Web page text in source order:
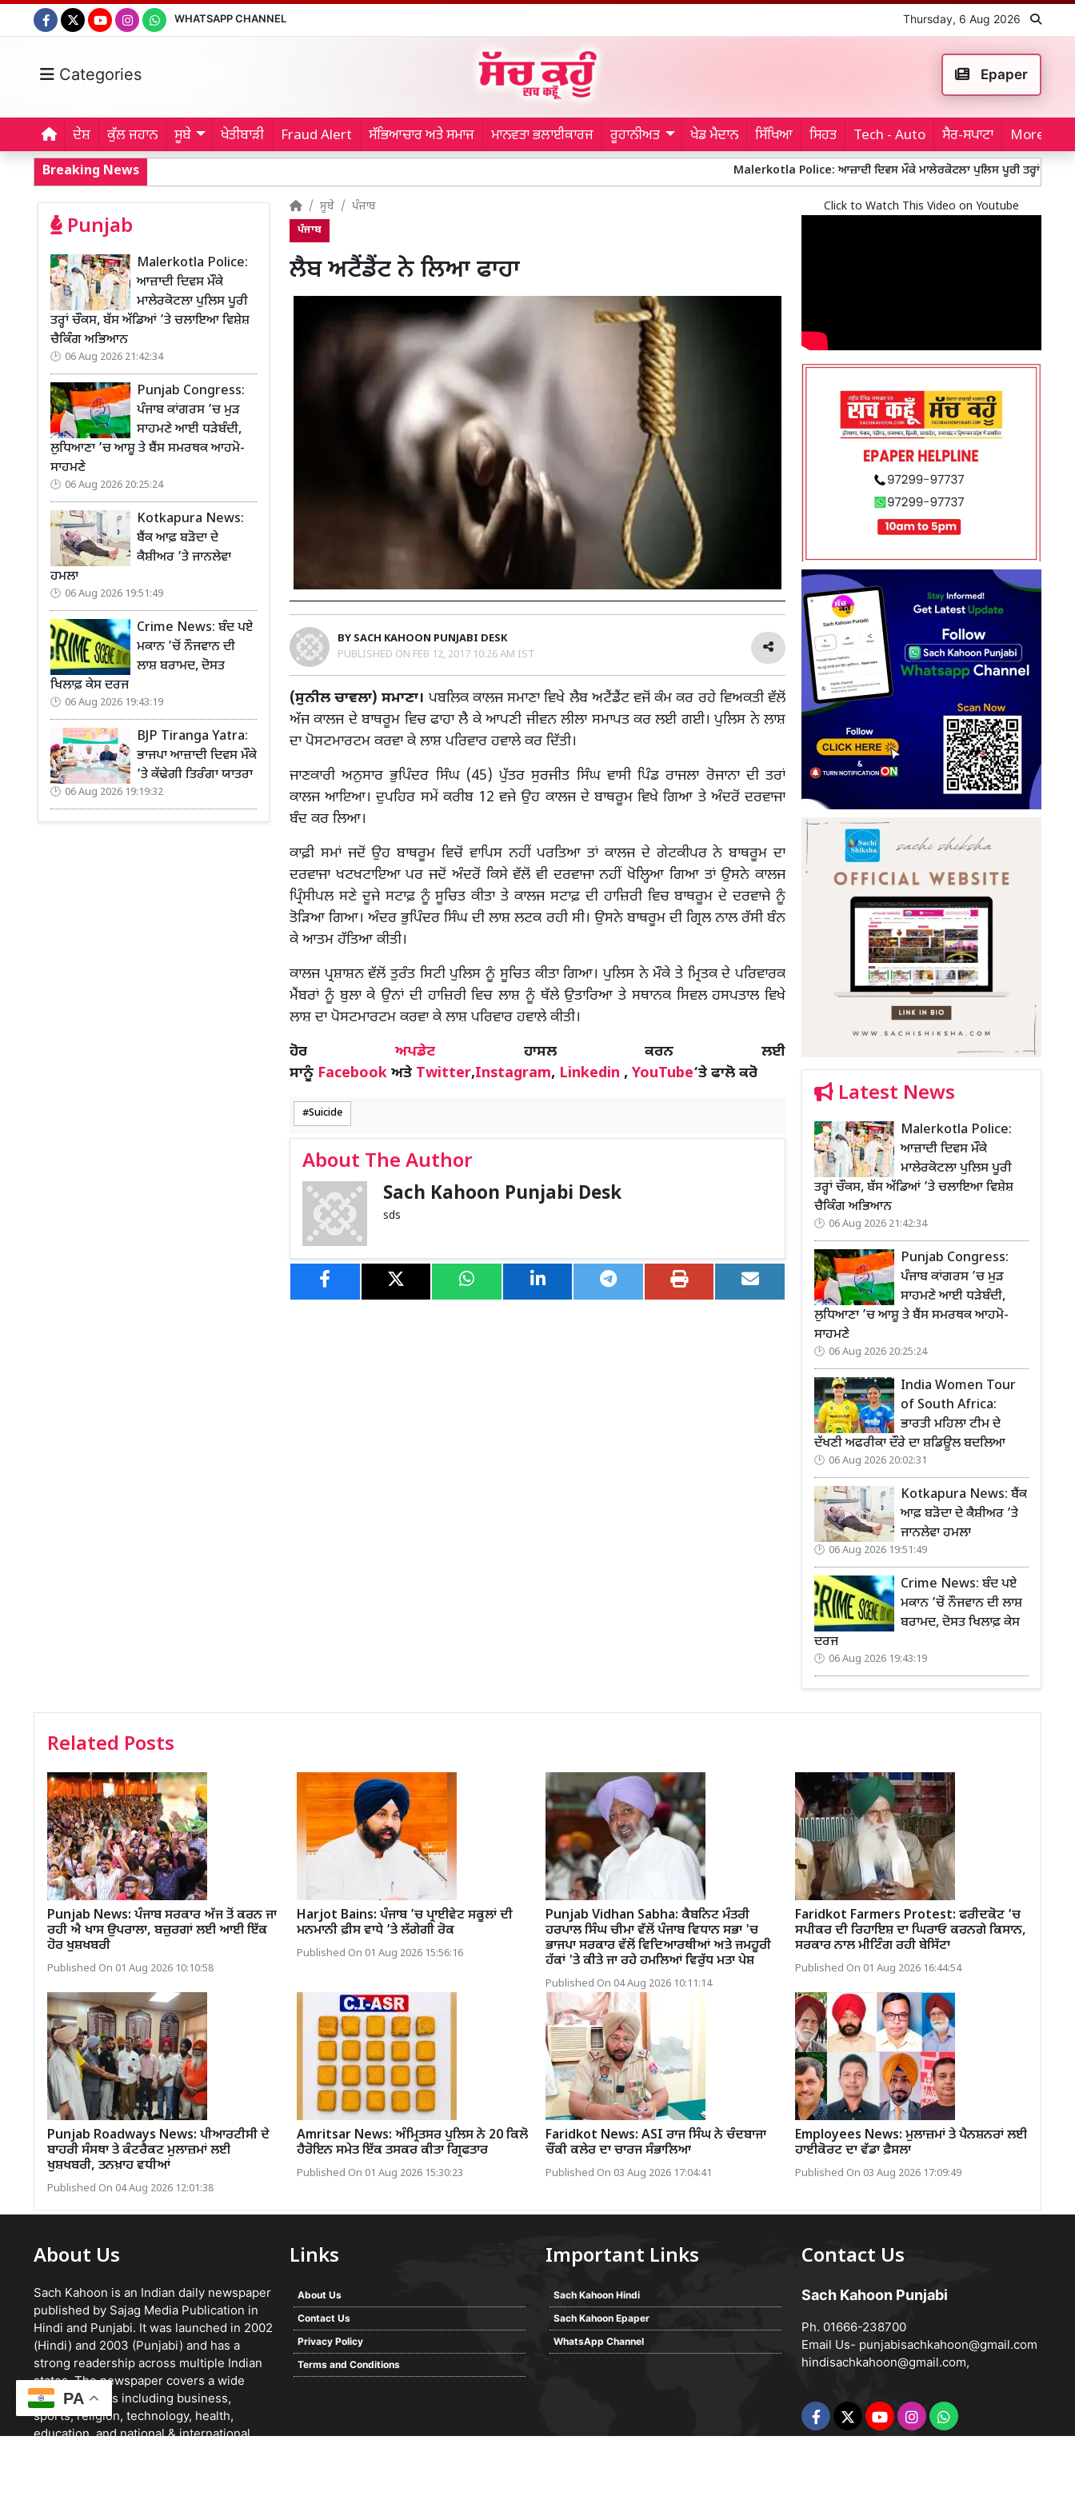
WHATSAPP CHANNEL Thursday, 6 Aug 2026
Categories Epaper
ਦੇਸ਼ ਕੁੱਲ ਜਹਾਨ ਸੂਬੇ ਖੇਤੀਬਾੜੀ Fraud Alert ਸੱਭਿਆਚਾਰ ਅਤੇ ਸਮਾਜ ਮਾਨਵਤਾ ਭਲਾਈਕਾਰਜ ਰੂਹਾਨੀਅਤ ਖੇਡ ਮੈਦਾਨ ਸਿੱਖਿਆ ਸਿਹਤ Tech - Auto ਸੈਰ-ਸਪਾਟਾ More...
Breaking News Malerkotla Police: ਆਜ਼ਾਦੀ ਦਿਵਸ ਮੌਕੇ ਮਾਲੇਰਕੋਟਲਾ ਪੁਲਿਸ ਪੂਰੀ ਤਰ੍ਹਾਂ ਚੌਕਸ, ਬੱਸ
Punjab
Malerkotla Police:
ਆਜ਼ਾਦੀ ਦਿਵਸ ਮੌਕੇ
ਮਾਲੇਰਕੋਟਲਾ ਪੁਲਿਸ ਪੂਰੀ
ਤਰ੍ਹਾਂ ਚੌਕਸ, ਬੱਸ ਅੱਡਿਆਂ ’ਤੇ ਚਲਾਇਆ ਵਿਸ਼ੇਸ਼
ਚੈਕਿੰਗ ਅਭਿਆਨ
06 Aug 2026 21:42:34
Punjab Congress:
ਪੰਜਾਬ ਕਾਂਗਰਸ ’ਚ ਮੁੜ
ਸਾਹਮਣੇ ਆਈ ਧੜੇਬੰਦੀ,
ਲੁਧਿਆਣਾ ’ਚ ਆਸ਼ੂ ਤੇ ਬੈਂਸ ਸਮਰਥਕ ਆਹਮੋ-
ਸਾਹਮਣੇ
06 Aug 2026 20:25:24
Kotkapura News:
ਬੈਂਕ ਆਫ਼ ਬੜੋਦਾ ਦੇ
ਕੈਸ਼ੀਅਰ ’ਤੇ ਜਾਨਲੇਵਾ
ਹਮਲਾ
06 Aug 2026 19:51:49
Crime News: ਬੰਦ ਪਏ
ਮਕਾਨ ’ਚੋਂ ਨੌਜਵਾਨ ਦੀ
ਲਾਸ਼ ਬਰਾਮਦ, ਦੋਸਤ
ਖਿਲਾਫ਼ ਕੇਸ ਦਰਜ
06 Aug 2026 19:43:19
BJP Tiranga Yatra:
ਭਾਜਪਾ ਆਜ਼ਾਦੀ ਦਿਵਸ ਮੌਕੇ
’ਤੇ ਕੱਢੇਗੀ ਤਿਰੰਗਾ ਯਾਤਰਾ
06 Aug 2026 19:19:32
ਸੂਬੇ ਪੰਜਾਬ
ਪੰਜਾਬ
ਲੈਬ ਅਟੈਂਡੈਂਟ ਨੇ ਲਿਆ ਫਾਹਾ
BY SACH KAHOON PUNJABI DESK
PUBLISHED ON FEB 12, 2017 10:26 AM IST
(ਸੁਨੀਲ ਚਾਵਲਾ) ਸਮਾਣਾ। ਪਬਲਿਕ ਕਾਲਜ ਸਮਾਣਾ ਵਿਖੇ ਲੈਬ ਅਟੈਂਡੈਂਟ ਵਜੋਂ ਕੰਮ ਕਰ ਰਹੇ ਵਿਅਕਤੀ ਵੱਲੋਂ
ਅੱਜ ਕਾਲਜ ਦੇ ਬਾਥਰੂਮ ਵਿਚ ਫਾਹਾ ਲੈ ਕੇ ਆਪਣੀ ਜੀਵਨ ਲੀਲਾ ਸਮਾਪਤ ਕਰ ਲਈ ਗਈ। ਪੁਲਿਸ ਨੇ ਲਾਸ਼
ਦਾ ਪੋਸਟਮਾਰਟਮ ਕਰਵਾ ਕੇ ਲਾਸ਼ ਪਰਿਵਾਰ ਹਵਾਲੇ ਕਰ ਦਿੱਤੀ।
ਜਾਣਕਾਰੀ ਅਨੁਸਾਰ ਭੁਪਿੰਦਰ ਸਿੰਘ (45) ਪੁੱਤਰ ਸੁਰਜੀਤ ਸਿੰਘ ਵਾਸੀ ਪਿੰਡ ਰਾਜਲਾ ਰੋਜਾਨਾ ਦੀ ਤਰਾਂ
ਕਾਲਜ ਆਇਆ। ਦੁਪਹਿਰ ਸਮੇਂ ਕਰੀਬ 12 ਵਜੇ ਉਹ ਕਾਲਜ ਦੇ ਬਾਥਰੂਮ ਵਿਖੇ ਗਿਆ ਤੇ ਅੰਦਰੋਂ ਦਰਵਾਜਾ
ਬੰਦ ਕਰ ਲਿਆ।
ਕਾਫ਼ੀ ਸਮਾਂ ਜਦੋਂ ਉਹ ਬਾਥਰੂਮ ਵਿਚੋਂ ਵਾਪਿਸ ਨਹੀਂ ਪਰਤਿਆ ਤਾਂ ਕਾਲਜ ਦੇ ਗੇਟਕੀਪਰ ਨੇ ਬਾਥਰੂਮ ਦਾ
ਦਰਵਾਜਾ ਖਟਖਟਾਇਆ ਪਰ ਜਦੋਂ ਅੰਦਰੋਂ ਕਿਸੇ ਵੱਲੋਂ ਵੀ ਦਰਵਾਜਾ ਨਹੀਂ ਖੋਲ੍ਹਿਆ ਗਿਆ ਤਾਂ ਉਸਨੇ ਕਾਲਜ
ਪ੍ਰਿੰਸੀਪਲ ਸਣੇ ਦੂਜੇ ਸਟਾਫ਼ ਨੂੰ ਸੂਚਿਤ ਕੀਤਾ ਤੇ ਕਾਲਜ ਸਟਾਫ਼ ਦੀ ਹਾਜ਼ਿਰੀ ਵਿਚ ਬਾਥਰੂਮ ਦੇ ਦਰਵਾਜੇ ਨੂੰ
ਤੋੜਿਆ ਗਿਆ। ਅੰਦਰ ਭੁਪਿੰਦਰ ਸਿੰਘ ਦੀ ਲਾਸ਼ ਲਟਕ ਰਹੀ ਸੀ। ਉਸਨੇ ਬਾਥਰੂਮ ਦੀ ਗ੍ਰਿਲ ਨਾਲ ਰੱਸੀ ਬੰਨ
ਕੇ ਆਤਮ ਹੱਤਿਆ ਕੀਤੀ।
ਕਾਲਜ ਪ੍ਰਸ਼ਾਸ਼ਨ ਵੱਲੋਂ ਤੁਰੰਤ ਸਿਟੀ ਪੁਲਿਸ ਨੂੰ ਸੂਚਿਤ ਕੀਤਾ ਗਿਆ। ਪੁਲਿਸ ਨੇ ਮੌਕੇ ਤੇ ਮ੍ਰਿਤਕ ਦੇ ਪਰਿਵਾਰਕ
ਮੈਂਬਰਾਂ ਨੂੰ ਬੁਲਾ ਕੇ ਉਨਾਂ ਦੀ ਹਾਜ਼ਿਰੀ ਵਿਚ ਲਾਸ਼ ਨੂੰ ਥੱਲੇ ਉਤਾਰਿਆ ਤੇ ਸਥਾਨਕ ਸਿਵਲ ਹਸਪਤਾਲ ਵਿਖੇ
ਲਾਸ਼ ਦਾ ਪੋਸਟਮਾਰਟਮ ਕਰਵਾ ਕੇ ਲਾਸ਼ ਪਰਿਵਾਰ ਹਵਾਲੇ ਕੀਤੀ।
ਹੋਰਅਪਡੇਟ ਹਾਸਲ ਕਰਨ ਲਈ
ਸਾਨੂੰ Facebook ਅਤੇ Twitter,Instagram, Linkedin , YouTube‘ਤੇ ਫਾਲੋ ਕਰੋ
Suicide
About The Author
Sach Kahoon Punjabi Desk
sds
Click to Watch This Video on Youtube
Latest News
Malerkotla Police:
ਆਜ਼ਾਦੀ ਦਿਵਸ ਮੌਕੇ
ਮਾਲੇਰਕੋਟਲਾ ਪੁਲਿਸ ਪੂਰੀ
ਤਰ੍ਹਾਂ ਚੌਕਸ, ਬੱਸ ਅੱਡਿਆਂ ’ਤੇ ਚਲਾਇਆ ਵਿਸ਼ੇਸ਼
ਚੈਕਿੰਗ ਅਭਿਆਨ
06 Aug 2026 21:42:34
Punjab Congress:
ਪੰਜਾਬ ਕਾਂਗਰਸ ’ਚ ਮੁੜ
ਸਾਹਮਣੇ ਆਈ ਧੜੇਬੰਦੀ,
ਲੁਧਿਆਣਾ ’ਚ ਆਸ਼ੂ ਤੇ ਬੈਂਸ ਸਮਰਥਕ ਆਹਮੋ-
ਸਾਹਮਣੇ
06 Aug 2026 20:25:24
India Women Tour
of South Africa:
ਭਾਰਤੀ ਮਹਿਲਾ ਟੀਮ ਦੇ
ਦੱਖਣੀ ਅਫਰੀਕਾ ਦੌਰੇ ਦਾ ਸ਼ਡਿਊਲ ਬਦਲਿਆ
06 Aug 2026 20:02:31
Kotkapura News: ਬੈਂਕ
ਆਫ਼ ਬੜੋਦਾ ਦੇ ਕੈਸ਼ੀਅਰ ’ਤੇ
ਜਾਨਲੇਵਾ ਹਮਲਾ
06 Aug 2026 19:51:49
Crime News: ਬੰਦ ਪਏ
ਮਕਾਨ ’ਚੋਂ ਨੌਜਵਾਨ ਦੀ ਲਾਸ਼
ਬਰਾਮਦ, ਦੋਸਤ ਖਿਲਾਫ਼ ਕੇਸ
ਦਰਜ
06 Aug 2026 19:43:19
Related Posts
Punjab News: ਪੰਜਾਬ ਸਰਕਾਰ ਅੱਜ ਤੋਂ ਕਰਨ ਜਾ
ਰਹੀ ਐ ਖਾਸ ਉਪਰਾਲਾ, ਬਜ਼ੁਰਗਾਂ ਲਈ ਆਈ ਇੱਕ
ਹੋਰ ਖੁਸ਼ਖਬਰੀ
Published On 01 Aug 2026 10:10:58
Harjot Bains: ਪੰਜਾਬ ’ਚ ਪ੍ਰਾਈਵੇਟ ਸਕੂਲਾਂ ਦੀ
ਮਨਮਾਨੀ ਫ਼ੀਸ ਵਾਧੇ ’ਤੇ ਲੱਗੇਗੀ ਰੋਕ
Published On 01 Aug 2026 15:56:16
Punjab Vidhan Sabha: ਕੈਬਨਿਟ ਮੰਤਰੀ
ਹਰਪਾਲ ਸਿੰਘ ਚੀਮਾ ਵੱਲੋਂ ਪੰਜਾਬ ਵਿਧਾਨ ਸਭਾ 'ਚ
ਭਾਜਪਾ ਸਰਕਾਰ ਵੱਲੋਂ ਵਿਦਿਆਰਥੀਆਂ ਅਤੇ ਜਮਹੂਰੀ
ਹੱਕਾਂ 'ਤੇ ਕੀਤੇ ਜਾ ਰਹੇ ਹਮਲਿਆਂ ਵਿਰੁੱਧ ਮਤਾ ਪੇਸ਼
Published On 04 Aug 2026 10:11:14
Faridkot Farmers Protest: ਫਰੀਦਕੋਟ ’ਚ
ਸਪੀਕਰ ਦੀ ਰਿਹਾਇਸ਼ ਦਾ ਘਿਰਾਓ ਕਰਨਗੇ ਕਿਸਾਨ,
ਸਰਕਾਰ ਨਾਲ ਮੀਟਿੰਗ ਰਹੀ ਬੇਸਿੱਟਾ
Published On 01 Aug 2026 16:44:54
Punjab Roadways News: ਪੀਆਰਟੀਸੀ ਦੇ
ਬਾਹਰੀ ਸੰਸਥਾ ਤੇ ਕੰਟਰੈਕਟ ਮੁਲਾਜ਼ਮਾਂ ਲਈ
ਖੁਸ਼ਖਬਰੀ, ਤਨਖ਼ਾਹ ਵਧੀਆਂ
Published On 04 Aug 2026 12:01:38
Amritsar News: ਅੰਮ੍ਰਿਤਸਰ ਪੁਲਿਸ ਨੇ 20 ਕਿਲੋ
ਹੈਰੋਇਨ ਸਮੇਤ ਇੱਕ ਤਸਕਰ ਕੀਤਾ ਗ੍ਰਿਫਤਾਰ
Published On 01 Aug 2026 15:30:23
Faridkot News: ASI ਰਾਜ ਸਿੰਘ ਨੇ ਚੰਦਬਾਜਾ
ਚੌਂਕੀ ਕਲੇਰ ਦਾ ਚਾਰਜ ਸੰਭਾਲਿਆ
Published On 03 Aug 2026 17:04:41
Employees News: ਮੁਲਾਜ਼ਮਾਂ ਤੇ ਪੈਨਸ਼ਨਰਾਂ ਲਈ
ਹਾਈਕੋਰਟ ਦਾ ਵੱਡਾ ਫ਼ੈਸਲਾ
Published On 03 Aug 2026 17:09:49
About Us
Sach Kahoon is an Indian daily newspaper
published by Sajag Media Publication in
Hindi and Punjabi. It was launched in 2002
(Hindi) and 2003 (Punjabi) and has a
strong readership across multiple Indian
states. The newspaper covers a wide
range of topics including business,
sports, religion, technology, health,
education, and national & international
Links
About Us
Contact Us
Privacy Policy
Terms and Conditions
Important Links
Sach Kahoon Hindi
Sach Kahoon Epaper
WhatsApp Channel
Contact Us
Sach Kahoon Punjabi
Ph. 01666-238700
Email Us- punjabisachkahoon@gmail.com
hindisachkahoon@gmail.com,
PA